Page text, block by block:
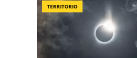
TERRITORIO